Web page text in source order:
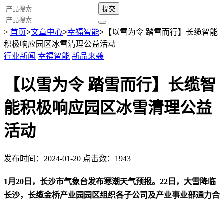
提交
> 首页>文章中心>幸福智能> 【以雪为令 踏雪而行】长缆智能
积极响应园区冰雪清理公益活动
行业新闻 幸福智能 新品来袭
【以雪为令 踏雪而行】长缆智
能积极响应园区冰雪清理公益
活动
发布时间：2024-01-20 点击数：1943
1月20日，长沙市气象台发布寒潮天气预报。22日，大雪降临
长沙，长缆金桥产业园园区组织各子公司及产业事业部通力合